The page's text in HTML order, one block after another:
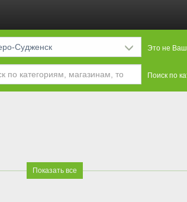
Судженск Это не Ваш
Поиск по
Показать все